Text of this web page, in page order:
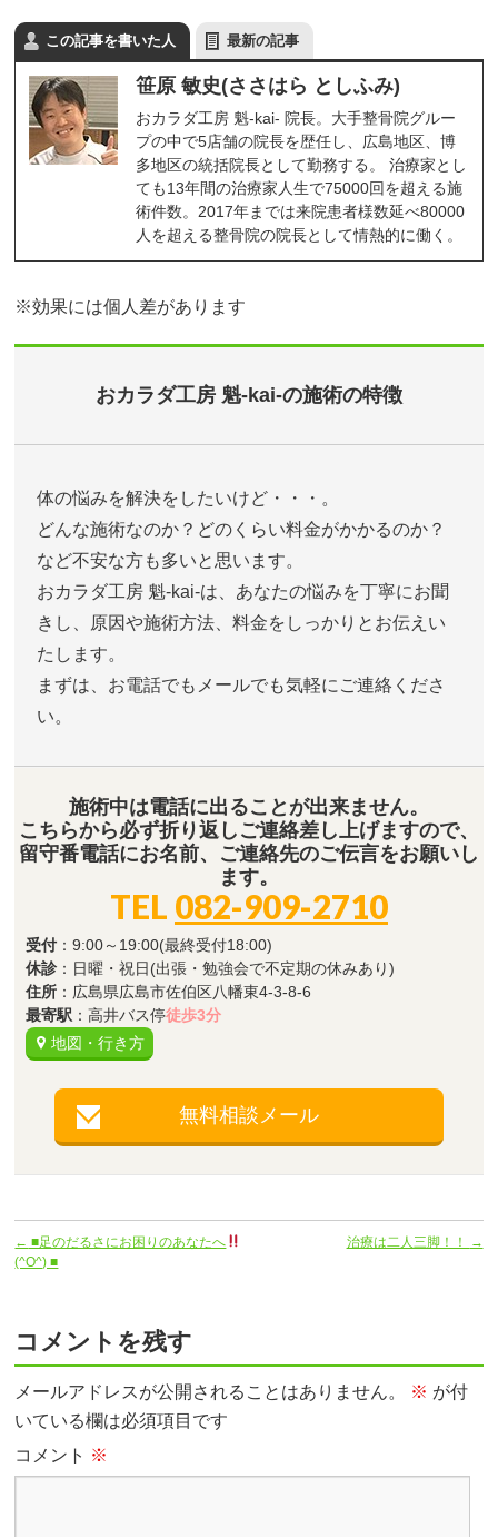
この記事を書いた人 最新の記事
笹原 敏史(ささはら としふみ)
おカラダ工房 魁-kai- 院長。大手整骨院グルー
プの中で5店舗の院長を歴任し、広島地区、博
多地区の統括院長として勤務する。 治療家とし
ても13年間の治療家人生で75000回を超える施
術件数。2017年までは来院患者様数延べ80000
人を超える整骨院の院長として情熱的に働く。
※効果には個人差があります
おカラダ工房 魁-kai-の施術の特徴
体の悩みを解決をしたいけど・・・。
どんな施術なのか？どのくらい料金がかかるのか？
など不安な方も多いと思います。
おカラダ工房 魁-kai-は、あなたの悩みを丁寧にお聞
きし、原因や施術方法、料金をしっかりとお伝えい
たします。
まずは、お電話でもメールでも気軽にご連絡くださ
い。
施術中は電話に出ることが出来ません。
こちらから必ず折り返しご連絡差し上げますので、
留守番電話にお名前、ご連絡先のご伝言をお願いし
ます。
TEL 082-909-2710
受付 ：9:00～19:00(最終受付18:00)
休診 ：日曜・祝日(出張・勉強会で不定期の休みあり)
住所 ：広島県広島市佐伯区八幡東4-3-8-6
最寄駅 ：高井バス停徒歩3分
地図・行き方
無料相談メール
← ■足のだるさにお困りのあなたへ
(^O^) ■
治療は二人三脚！！ →
コメントを残す
メールアドレスが公開されることはありません。 ※ が付
いている欄は必須項目です
コメント ※